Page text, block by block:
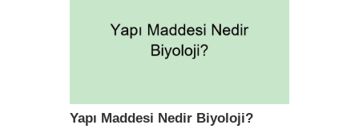
Yapı Maddesi Nedir Biyoloji?